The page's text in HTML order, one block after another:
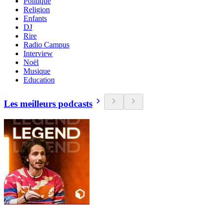
Religion
Enfants
DJ
Rire
Radio Campus
Interview
Noël
Musique
Education
Les meilleurs podcasts